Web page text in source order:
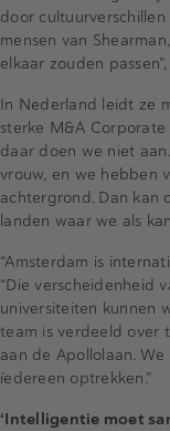
door
mensen van
elkaar zouden
In Nederland leidt ze
sterke M&A Corporate
daar doen we niet
vrouw, en we hebben
achtergrond. Dan kan
landen waar we als
“Amsterdam is
“Die verscheidenheid
universiteiten kunnen
team is verdeeld over
aan de Apollolaan.
íedereen optrekken.”
‘Intelligentie moet